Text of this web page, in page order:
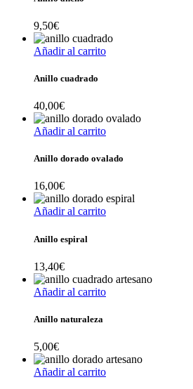
9,50€
Añadir al carrito
Anillo cuadrado
40,00€
Añadir al carrito
Anillo dorado ovalado
16,00€
Añadir al carrito
Anillo espiral
13,40€
Añadir al carrito
Anillo naturaleza
5,00€
Añadir al carrito